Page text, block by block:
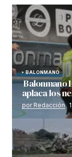
BALONMANO
Balonmano
aplaca los
por Redacción